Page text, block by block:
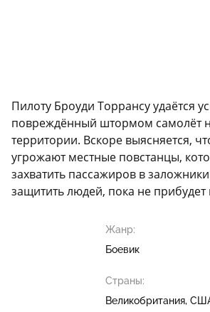
Пилоту Броуди Торрансу удаётся
повреждённый штормом самолёт
территории. Вскоре выясняется,
угрожают местные повстанцы,
захватить пассажиров в
защитить людей, пока не
Жанр:
Боевик
Страны:
Великобритания,